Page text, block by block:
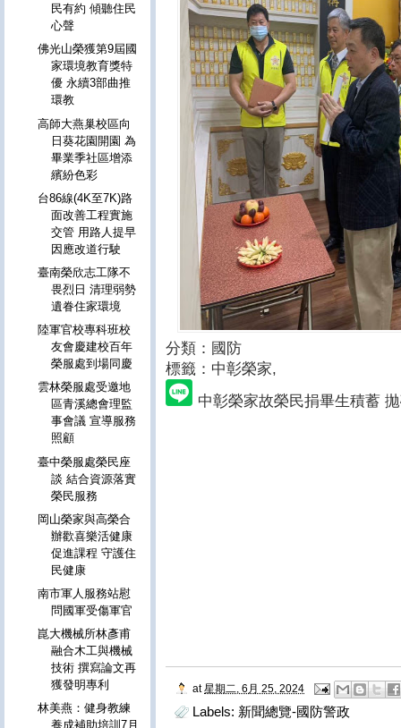
分類：國防
標籤：中彰榮家,
中彰榮家故榮民捐畢生積蓄
at 星期二, 6月 25, 2024
Labels: 新聞總覽-國防警政
民有約 傾聽住民
心聲
佛光山榮獲第9屆國
家環境教育獎特
優 永續3部曲推
環教
高師大燕巢校區向
日葵花園開園 為
畢業季社區增添
繽紛色彩
台86線(4K至7K)路
面改善工程實施
交管 用路人提早
因應改道行駛
臺南榮欣志工隊不
畏烈日 清理弱勢
遺眷住家環境
陸軍官校專科班校
友會慶建校百年
榮服處到場同慶
雲林榮服處受邀地
區青溪總會理監
事會議 宣導服務
照顧
臺中榮服處榮民座
談 結合資源落實
榮民服務
岡山榮家與高榮合
辦歡喜樂活健康
促進課程 守護住
民健康
南市軍人服務站慰
問國軍受傷軍官
崑大機械所林彥甫
融合木工與機械
技術 撰寫論文再
獲發明專利
林美燕：健身教練
養成補助培訓7月